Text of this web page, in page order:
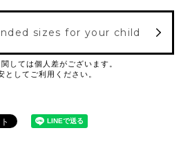
sizes for your child